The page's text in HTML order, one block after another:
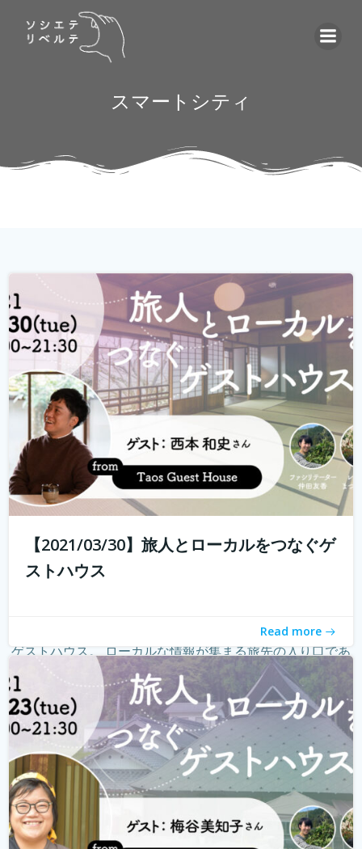
へ
キ
ッ
スマートシティ
ゲストハウス。 ローカルな情報が集まる旅先の入り口であ
り、自分とは異なる価値観の人と気軽に出会える交流の
場。 しかし、コロナウィルスの影響で、交流できるゲスト
ハウスに実際に行けることが少なくなり、寂しく感じてい
る旅人もたくさんいらっしゃると...続きを読む
【2021/03/30】旅人とローカルをつなぐゲ
ストハウス
Read more
ゲストハウス。 ローカルな情報が集まる旅先の入り口であ
り、自分とは異なる価値観の人と気軽に出会える交流の
場。 しかし、コロナウィルスの影響で、交流できるゲスト
ハウスに実際に行けることが少なくなり、寂しく感じてい
る旅人もたくさんいらっしゃると...
続きを読む